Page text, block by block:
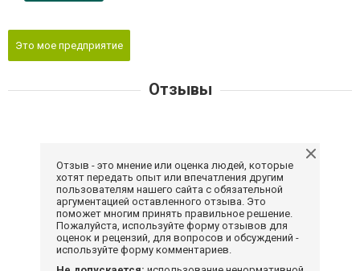
Это мое предприятие
Отзывы
Отзыв - это мнение или оценка людей, которые
хотят передать опыт или впечатления другим
пользователям нашего сайта с обязательной
аргументацией оставленного отзыва. Это
поможет многим принять правильное решение.
Пожалуйста, используйте форму отзывов для
оценок и рецензий, для вопросов и обсуждений -
используйте форму комментариев.